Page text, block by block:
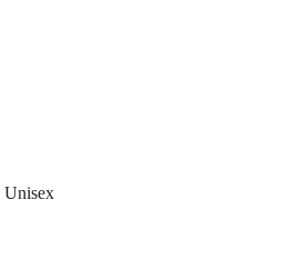
Unisex